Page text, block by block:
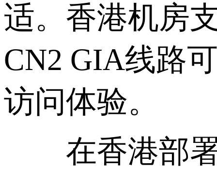
适。香港机房
CN2 GIA线路
访问体验。
在香港部署